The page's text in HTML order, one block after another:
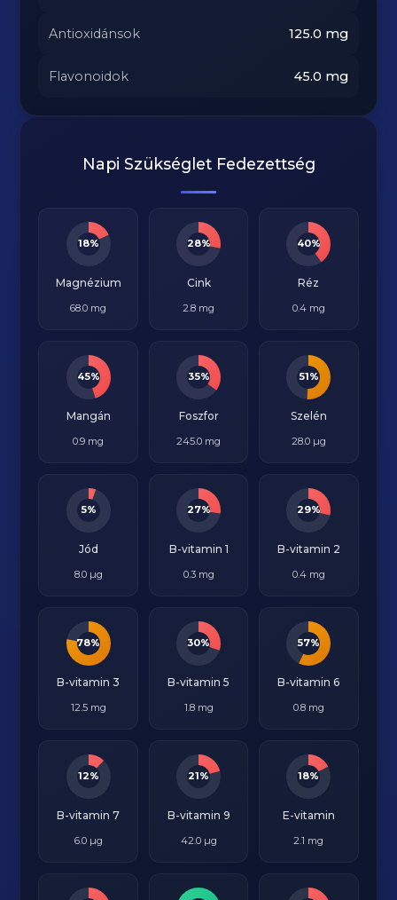
Antioxidánsok 125.0 mg
Flavonoidok 45.0 mg
Napi Szükséglet Fedezettség
18%
Magnézium
68.0 mg
28%
Cink
2.8 mg
40%
Réz
0.4 mg
45%
Mangán
0.9 mg
35%
Foszfor
245.0 mg
51%
Szelén
28.0 µg
5%
Jód
8.0 µg
27%
B-vitamin 1
0.3 mg
29%
B-vitamin 2
0.4 mg
78%
B-vitamin 3
12.5 mg
30%
B-vitamin 5
1.8 mg
57%
B-vitamin 6
0.8 mg
12%
B-vitamin 7
6.0 µg
21%
B-vitamin 9
42.0 µg
18%
E-vitamin
2.1 mg